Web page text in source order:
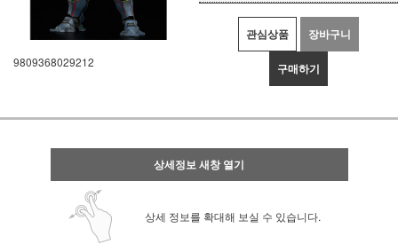
9809368029212
관심상품 장바구니
구매하기
상세정보 새창 열기
상세 정보를 확대해 보실 수 있습니다.